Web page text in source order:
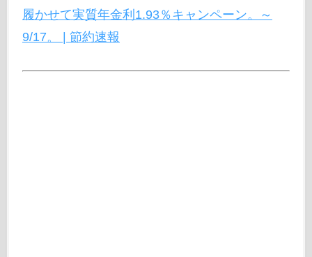
履かせて実質年金利1.93％キャンペーン。～
9/17。 | 節約速報